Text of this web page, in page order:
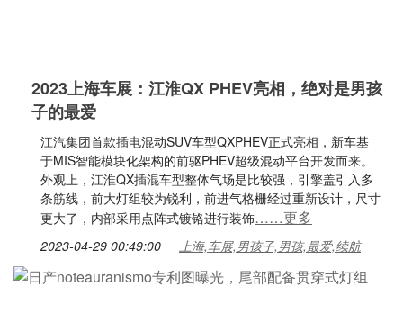
2023上海车展：江淮QX PHEV亮相，绝对是男孩
子的最爱
江汽集团首款插电混动SUV车型QXPHEV正式亮相，新车基
于MIS智能模块化架构的前驱PHEV超级混动平台开发而来。
外观上，江淮QX插混车型整体气场是比较强，引擎盖引入多
条筋线，前大灯组较为锐利，前进气格栅经过重新设计，尺寸
更大了，内部采用点阵式镀铬进行装饰……更多
2023-04-29 00:49:00 上海,车展,男孩子,男孩,最爱,续航